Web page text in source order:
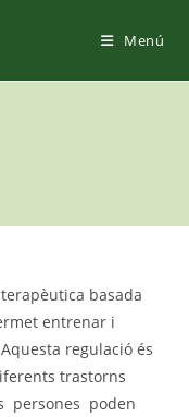
Menú
basada
entrenar i
regulació és
trastorns
persones poden